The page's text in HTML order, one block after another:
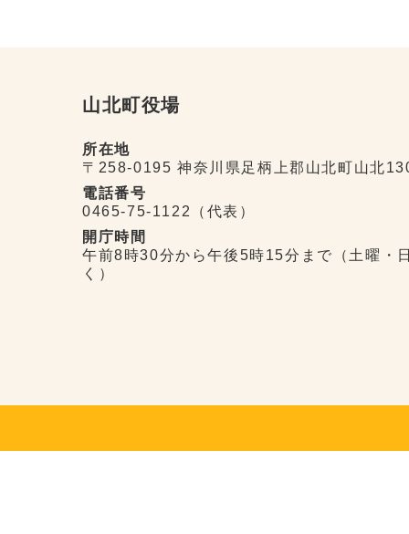
山北町役場
所在地
〒258-0195 神奈川県足柄上郡山北町山北
電話番号
0465-75-1122（代表）
開庁時間
午前8時30分から午後5時15分まで（土曜・
く）